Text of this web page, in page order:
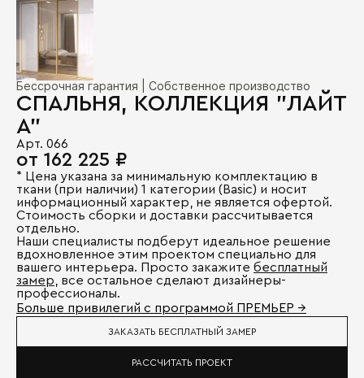
Бессрочная гарантия | Собственное производство
СПАЛЬНЯ, КОЛЛЕКЦИЯ "ЛАЙТ
А"
Арт. 066
от 162 225 ₽
* Цена указана за минимальную комплектацию в
ткани (при наличии) 1 категории (Basic) и носит
информационный характер, не является офертой.
Стоимость сборки и доставки рассчитывается
отдельно.
Наши специалисты подберут идеальное решение
вдохновленное этим проектом специально для
вашего интерьера. Просто закажите бесплатный
замер , все остальное сделают дизайнеры-
профессионалы.
Больше привилегий с программой ПРЕМЬЕР →
ЗАКАЗАТЬ БЕСПЛАТНЫЙ ЗАМЕР
РАССЧИТАТЬ ПРОЕКТ